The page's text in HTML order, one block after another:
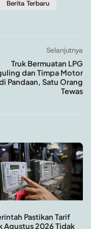
Berita Terbaru
Selanjutnya
Truk Bermuatan LPG
dan Timpa Motor
Pandaan, Satu Orang
Tewas
Pastikan Tarif
Agustus 2026 Tidak